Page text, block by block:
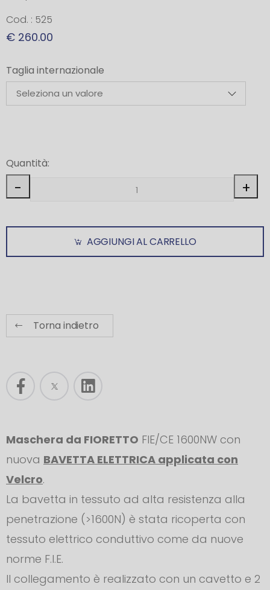
Cod. : 525
€ 260.00
Taglia internazionale
Quantità:
- +
AGGIUNGI AL CARRELLO
Torna indietro
Maschera da FIORETTO FIE/CE 1600NW con
nuova BAVETTA ELETTRICA applicata con
Velcro.
La bavetta in tessuto ad alta resistenza alla
penetrazione (>1600N) è stata ricoperta con
tessuto elettrico conduttivo come da nuove
norme F.I.E.
Il collegamento è realizzato con un cavetto e 2